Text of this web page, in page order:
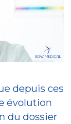
depuis ces
évolution
du dossier